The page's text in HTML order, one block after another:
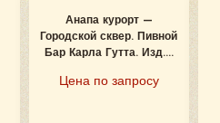
Анапа курорт —
Городской сквер. Пивной
Бар Карла Гутта. Изд....
Цена по запросу